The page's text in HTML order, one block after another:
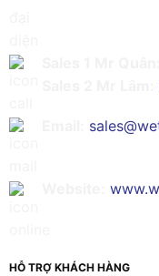
HỖ TRỢ KHÁCH HÀNG